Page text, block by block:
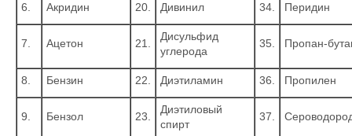
6. Акридин 20. Дивинил 34. Перидин
7. Ацетон 21.
Дисульфид
углерода
35. Пропан-
8. Бензин 22. Диэтиламин 36. Пропилен
9. Бензол 23.
Диэтиловый
спирт
37.